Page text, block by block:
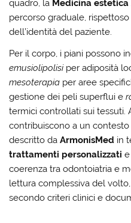
quadro, la Medicina estetica
percorso graduale,
dell’identità del paziente.
Per il corpo, i piani possono
emusiolipolisiper adiposità
mesoterapia per aree
gestione dei peli superflui e
termici controllati sui tessuti.
contribuiscono a un
descritto daArmonisMed in
trattamenti personalizzati e
coerenza tra odontoiatria e
lettura complessiva del
secondo criteri clinici e